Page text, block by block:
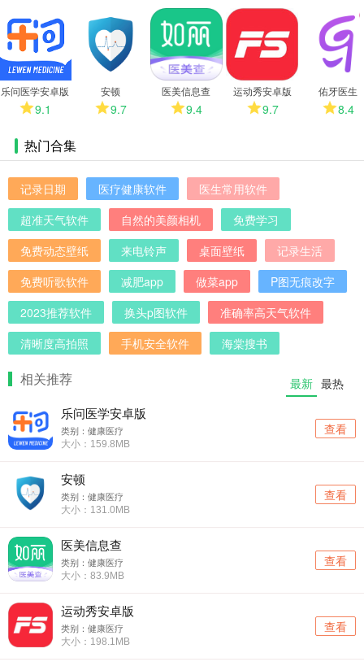
多
乐问医学安卓版
9.1
安顿
9.7
医美信息查
9.4
运动秀安卓版
9.7
佑牙医生
8.4
热门合集
记录日期 医疗健康软件
医生常用软件
超准天气软件
自然的美颜相机
免费学习
免费动态壁纸
来电铃声 桌面壁纸
记录生活
免费听歌软件
减肥app 做菜app
P图无痕改字
2023推荐软件
换头p图软件
准确率高天气软件
清晰度高拍照
手机安全软件 海棠搜书
相关推荐 最新 最热
乐问医学安卓版
类别：健康医疗
大小：159.8MB
查看
安顿
类别：健康医疗
大小：131.0MB
查看
医美信息查
类别：健康医疗
大小：83.9MB
查看
运动秀安卓版
类别：健康医疗
大小：198.1MB
查看